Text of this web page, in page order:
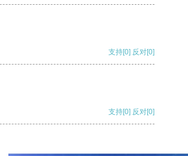
支持[0] 反对[0]
支持[0] 反对[0]